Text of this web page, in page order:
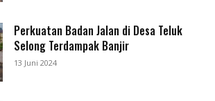
Perkuatan Badan Jalan di Desa Teluk
Selong Terdampak Banjir
13 Juni 2024